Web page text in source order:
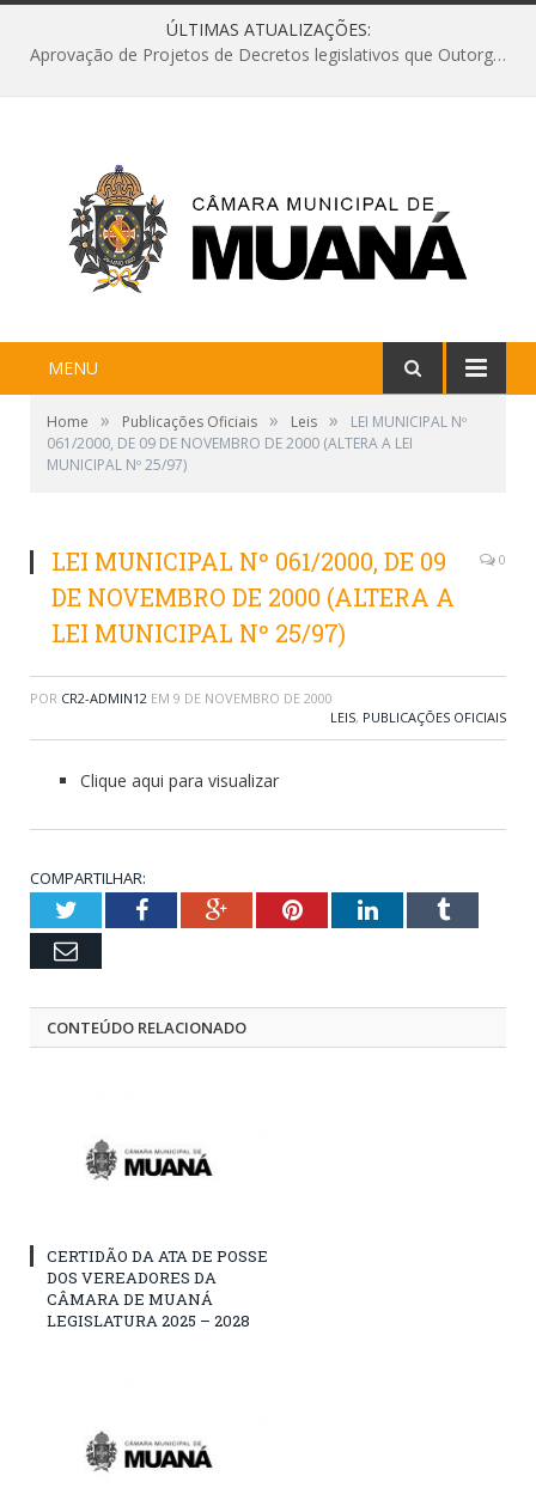
ÚLTIMAS ATUALIZAÇÕES:
Aprovação de Projetos de Decretos legislativos que Outorgam Comendas e Títulos de Cidadão Muanense para Personalidades do Município
MENU
Home » Publicações Oficiais » Leis »
LEI MUNICIPAL Nº
061/2000, DE 09 DE NOVEMBRO DE 2000 (ALTERA A LEI
MUNICIPAL Nº 25/97)
LEI MUNICIPAL Nº 061/2000, DE 09
DE NOVEMBRO DE 2000 (ALTERA A
LEI MUNICIPAL Nº 25/97)
0
POR CR2-ADMIN12 EM 9 DE NOVEMBRO DE 2000
LEIS, PUBLICAÇÕES OFICIAIS
Clique aqui para visualizar
COMPARTILHAR:
TwitterFacebookGoogle+PinterestLinkedInTumblr
Email
CONTEÚDO RELACIONADO
CERTIDÃO DA ATA DE POSSE
DOS VEREADORES DA
CÂMARA DE MUANÁ
LEGISLATURA 2025 – 2028